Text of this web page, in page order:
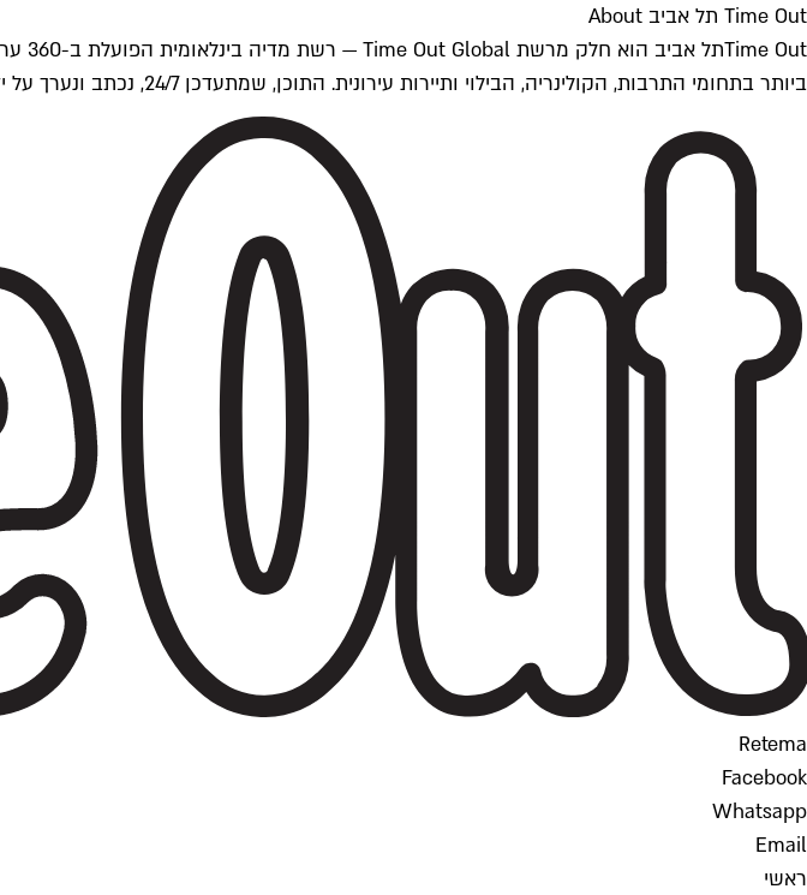
Time Out תל אביב About
ביותר בתחומי התרבות, הקולינריה, הבילוי ותיירות עירונית. התוכן, שמתעדכן 24/7, נכתב ונערך על ידי צוות עיתונאים מקצועי מקומי בישראל, בהתאם לסטנדרטים של Time Out העולמית.
Retema
Facebook
Whatsapp
Email
ראשי